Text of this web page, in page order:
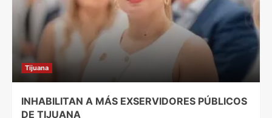
Tijuana
INHABILITAN A MÁS EXSERVIDORES PÚBLICOS
DE TIJUANA